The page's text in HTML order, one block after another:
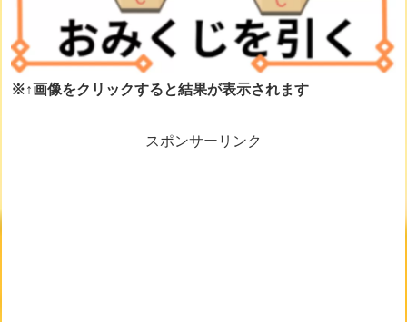
※↑画像をクリックすると結果が表示されます
スポンサーリンク